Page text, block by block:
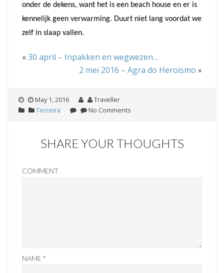
onder de dekens, want het is een beach house en er is
kennelijk geen verwarming. Duurt niet lang voordat we
zelf in slaap vallen.
«30 april – Inpakken en wegwezen…
2 mei 2016 – Agra do Heroismo »
May 1, 2016
Traveller
Terceira
No Comments
SHARE YOUR THOUGHTS
COMMENT
NAME *